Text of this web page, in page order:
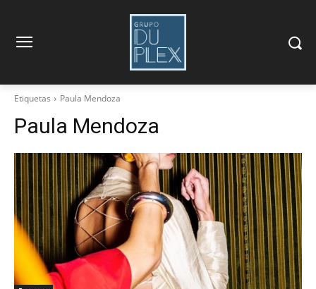
Etiquetas Paula Mendoza
Paula Mendoza